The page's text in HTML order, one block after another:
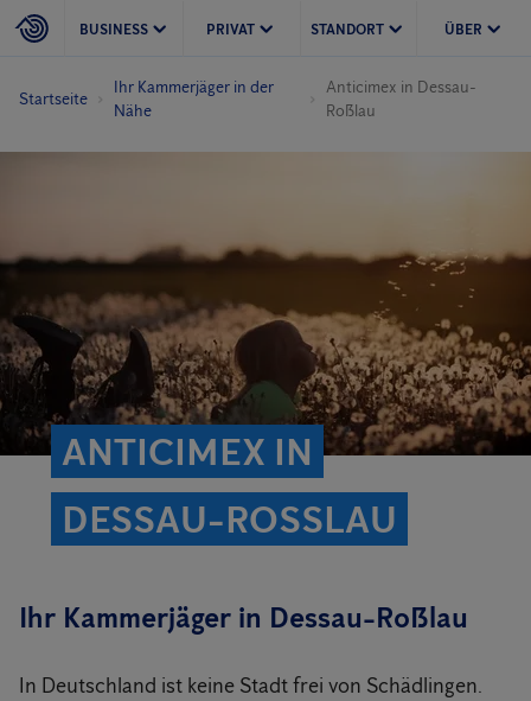
BUSINESS PRIVAT STANDORT ÜBER
Startseite
Ihr Kammerjäger in der
Nähe
Anticimex in Dessau-
Roßlau
ANTICIMEX IN
DESSAU-ROSSLAU
Ihr Kammerjäger in Dessau-Roßlau
In Deutschland ist keine Stadt frei von Schädlingen.